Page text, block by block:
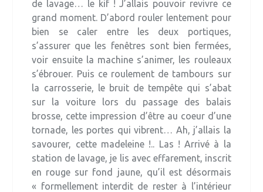
de lavage… le kif ! J’allais pouvoir revivre ce
grand moment. D’abord rouler lentement pour
bien se caler entre les deux portiques,
s’assurer que les fenêtres sont bien fermées,
voir ensuite la machine s’animer, les rouleaux
s’ébrouer. Puis ce roulement de tambours sur
la carrosserie, le bruit de tempête qui s’abat
sur la voiture lors du passage des balais
brosse, cette impression d’être au coeur d’une
tornade, les portes qui vibrent… Ah, j’allais la
savourer, cette madeleine !.. Las ! Arrivé à la
station de lavage, je lis avec effarement, inscrit
en rouge sur fond jaune, qu’il est désormais
« formellement interdit de rester à l’intérieur